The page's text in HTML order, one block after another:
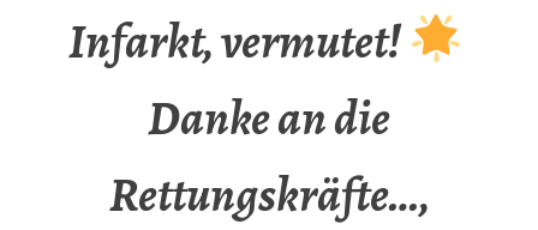
Infarkt, vermutet!
Danke an die
Rettungskräfte…,